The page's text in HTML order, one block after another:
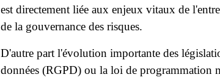
est directement liée aux enjeux vitaux de
de la gouvernance des risques.
D'autre part l'évolution importante des
données (RGPD) ou la loi de programmation